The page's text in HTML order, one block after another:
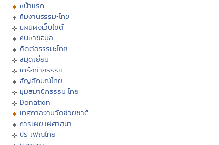
หน้าแรก
ทีมงานธรรมะไทย
แผนผังเว็บไซต์
ค้นหาข้อมูล
ติดต่อธรรมะไทย
สมุดเยี่ยม
เครือข่ายธรรมะ
สัญลักษณ์ไทย
มุมสมาชิกธรรมะไทย
Donation
เทศกาลงานวัดช่วยชาติ
การเผยแผ่ศาสนา
ประเพณีไทย